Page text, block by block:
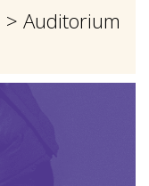
> Auditorium